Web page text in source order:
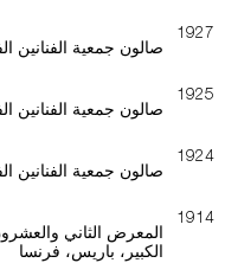
1927
صالون جمعية الفنانين
1925
صالون جمعية الفنانين
1924
صالون جمعية الفنانين
1914
المعرض الثاني
الكبير، باريس، فرنسا